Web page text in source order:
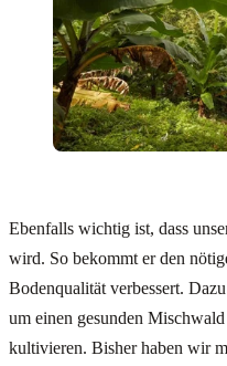
Ebenfalls wichtig ist, dass
wird. So bekommt er den
Bodenqualität verbessert.
um einen gesunden
kultivieren. Bisher haben wir